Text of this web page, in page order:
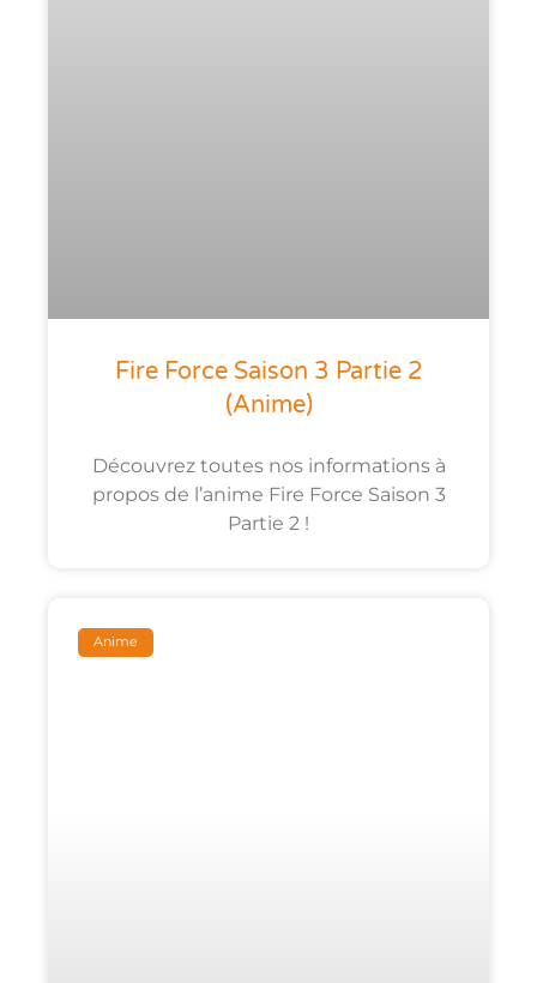
Fire Force Saison 3 Partie 2
(anime)
Découvrez toutes nos informations à
propos de l’anime Fire Force Saison 3
Partie 2 !
Anime